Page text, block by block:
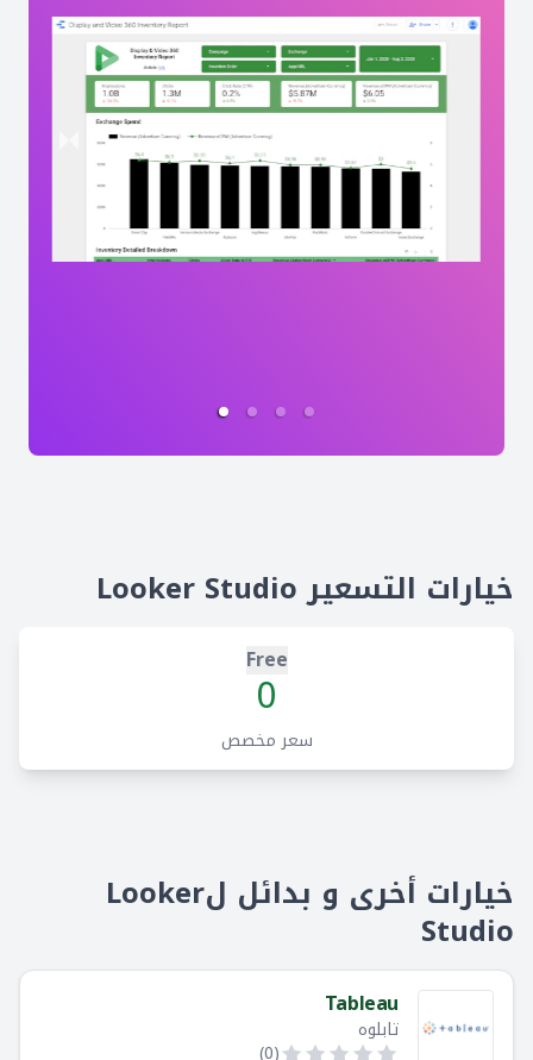
خيارات التسعير Looker Studio
Free
0
سعر مخصص
خيارات أخرى و بدائل لLooker
Studio
Tableau
تابلوه
(
0
)